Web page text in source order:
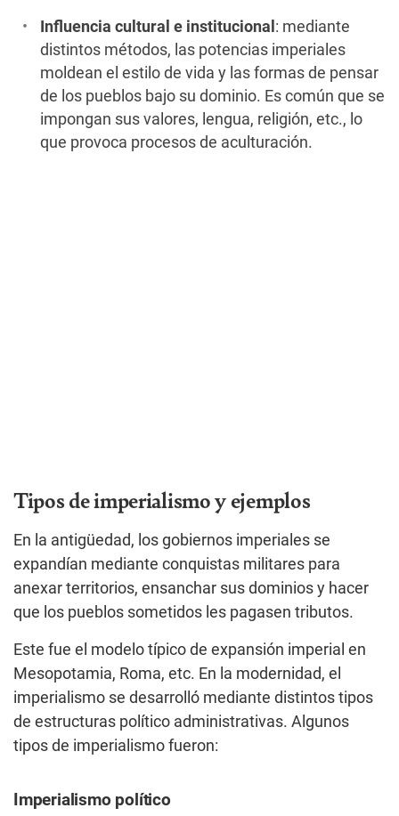
Influencia cultural e institucional : mediante
distintos métodos, las potencias imperiales
moldean el estilo de vida y las formas de pensar
de los pueblos bajo su dominio. Es común que se
impongan sus valores, lengua, religión, etc., lo
que provoca procesos de aculturación.
Tipos de imperialismo y ejemplos
En la antigüedad, los gobiernos imperiales se
expandían mediante conquistas militares para
anexar territorios, ensanchar sus dominios y hacer
que los pueblos sometidos les pagasen tributos.
Este fue el modelo típico de expansión imperial en
Mesopotamia, Roma, etc. En la modernidad, el
imperialismo se desarrolló mediante distintos tipos
de estructuras político administrativas. Algunos
tipos de imperialismo fueron:
Imperialismo político